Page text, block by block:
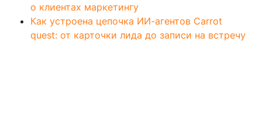
о клиентах маркетингу
Как устроена цепочка ИИ-агентов Carrot
quest: от карточки лида до записи на встречу